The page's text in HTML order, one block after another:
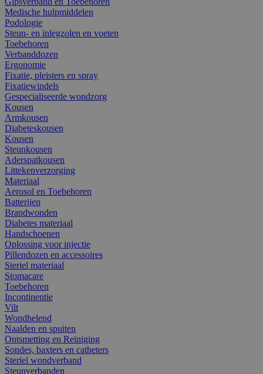
Medische hulpmiddelen
Podologie
Steun- en inlegzolen en voeten
Toebehoren
Verbanddozen
Ergonomie
Fixatie, pleisters en spray
Fixatiewindels
Gespecialiseerde wondzorg
Kousen
Armkousen
Diabeteskousen
Kousen
Steunkousen
Aderspatkousen
Littekenverzorging
Materiaal
Aerosol en Toebehoren
Batterijen
Brandwonden
Diabetes materiaal
Handschoenen
Oplossing voor injectie
Pillendozen en accessoires
Steriel materiaal
Stomacare
Toebehoren
Incontinentie
Vilt
Wondhelend
Naalden en spuiten
Ontsmetting en Reiniging
Sondes, baxters en catheters
Steriel wondverband
Steunverbanden